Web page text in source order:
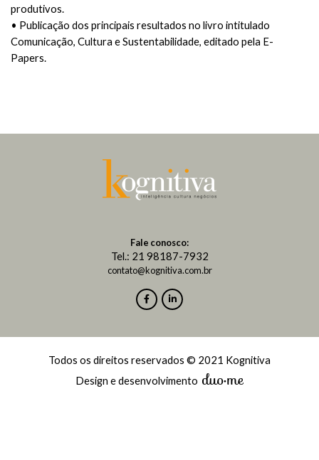
produtivos.
• Publicação dos principais resultados no livro intitulado
Comunicação, Cultura e Sustentabilidade, editado pela E-
Papers.
Fale conosco:
Tel.: 21 98187-7932
contato@kognitiva.com.br
Todos os direitos reservados © 2021 Kognitiva
Design e desenvolvimento